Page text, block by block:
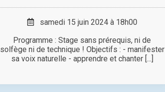
samedi 15 juin 2024 à 18h00
Programme : Stage sans prérequis, ni de
solfège ni de technique ! Objectifs : - manifester
sa voix naturelle - apprendre et chanter [...]